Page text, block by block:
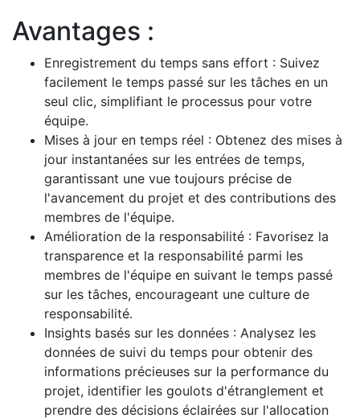
Avantages :
Enregistrement du temps sans effort : Suivez
facilement le temps passé sur les tâches en un
seul clic, simplifiant le processus pour votre
équipe.
Mises à jour en temps réel : Obtenez des mises à
jour instantanées sur les entrées de temps,
garantissant une vue toujours précise de
l'avancement du projet et des contributions des
membres de l'équipe.
Amélioration de la responsabilité : Favorisez la
transparence et la responsabilité parmi les
membres de l'équipe en suivant le temps passé
sur les tâches, encourageant une culture de
responsabilité.
Insights basés sur les données : Analysez les
données de suivi du temps pour obtenir des
informations précieuses sur la performance du
projet, identifier les goulots d'étranglement et
prendre des décisions éclairées sur l'allocation